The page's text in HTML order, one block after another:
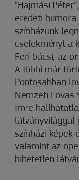
“Hajmási
eredeti
színházunk
cselekményt a
Feri bácsi, az
A többi már
Pontosabban
Nemzeti Lovas
Imre
látványvilággal
színházi képek
valamint az
hihetetlen